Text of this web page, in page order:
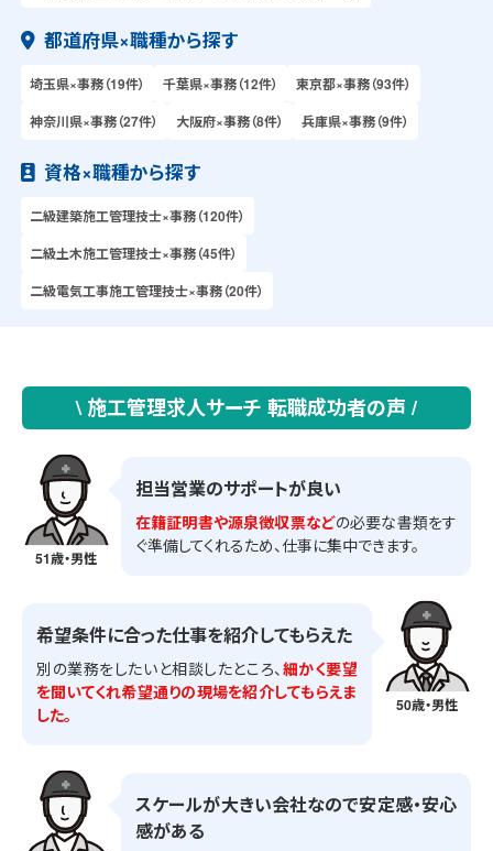
都道府県×職種から探す
埼玉県×事務（19件） 千葉県×事務（12件）
東京都×事務（93件）
神奈川県×事務（27件）
大阪府×事務（8件） 兵庫県×事務（9件）
資格×職種から探す
二級建築施工管理技士×事務（120件）
二級土木施工管理技士×事務（45件）
二級電気工事施工管理技士×事務（20件）
\ 施工管理求人サーチ 転職成功者の声 /
51歳・男性
担当営業のサポートが良い
在籍証明書や源泉徴収票などの必要な書類をす
ぐ準備してくれるため、仕事に集中できます。
50歳・男性
希望条件に合った仕事を紹介してもらえた
別の業務をしたいと相談したところ、 細かく要望
を聞いてくれ希望通りの現場を紹介してもらえま
した。
スケールが大きい会社なので安定感・安心
感がある